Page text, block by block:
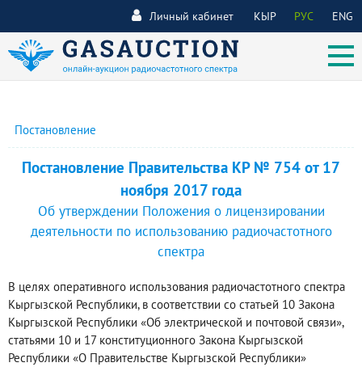
КЫР РУС ENG
Личный кабинет
Постановление
Постановление Правительства КР № 754 от 17
ноября 2017 года
Об утверждении Положения о лицензировании
деятельности по использованию радиочастотного
спектра
В целях оперативного использования радиочастотного спектра
Кыргызской Республики, в соответствии со статьей 10 Закона
Кыргызской Республики «Об электрической и почтовой связи»,
статьями 10 и 17 конституционного Закона Кыргызской
Республики «О Правительстве Кыргызской Республики»